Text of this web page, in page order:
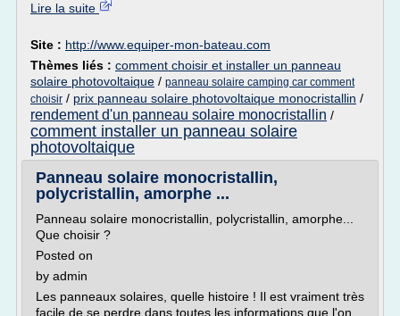
Lire la suite
Site : http://www.equiper-mon-bateau.com
Thèmes liés : comment choisir et installer un panneau
solaire photovoltaique / panneau solaire camping car comment
choisir / prix panneau solaire photovoltaique monocristallin /
rendement d'un panneau solaire monocristallin /
comment installer un panneau solaire
photovoltaique
Panneau solaire monocristallin,
polycristallin, amorphe ...
Panneau solaire monocristallin, polycristallin, amorphe...
Que choisir ?
Posted on
by admin
Les panneaux solaires, quelle histoire ! Il est vraiment très
facile de se perdre dans toutes les informations que l'on